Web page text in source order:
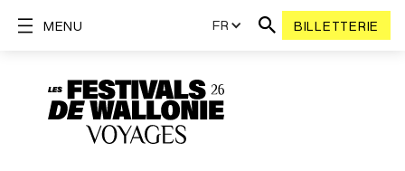
FR BILLETTERIE
MENU